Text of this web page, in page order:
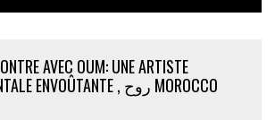
AVEC OUM: UNE ARTISTE
ORIENTALE ENVOÛTANTE , روح MOROCCO